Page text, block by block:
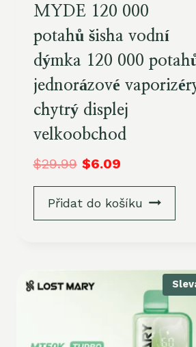
MYDE 120 000
potahů šisha vodní
dýmka 120 000
jednorázové
chytrý displej
velkoobchod
$29.99 $6.09
Přidat do košíku